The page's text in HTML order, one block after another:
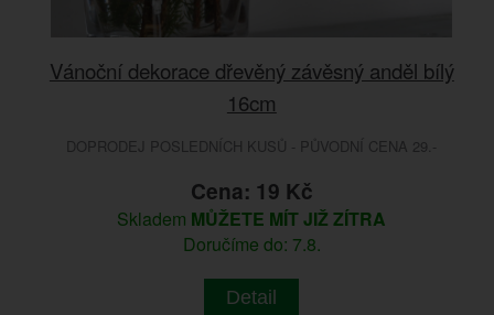
Vánoční dekorace dřevěný závěsný anděl bílý
16cm
DOPRODEJ POSLEDNÍCH KUSŮ - PŮVODNÍ CENA 29.-
Cena: 19 Kč
Skladem MŮŽETE MÍT JIŽ ZÍTRA
Doručíme do: 7.8.
Detail